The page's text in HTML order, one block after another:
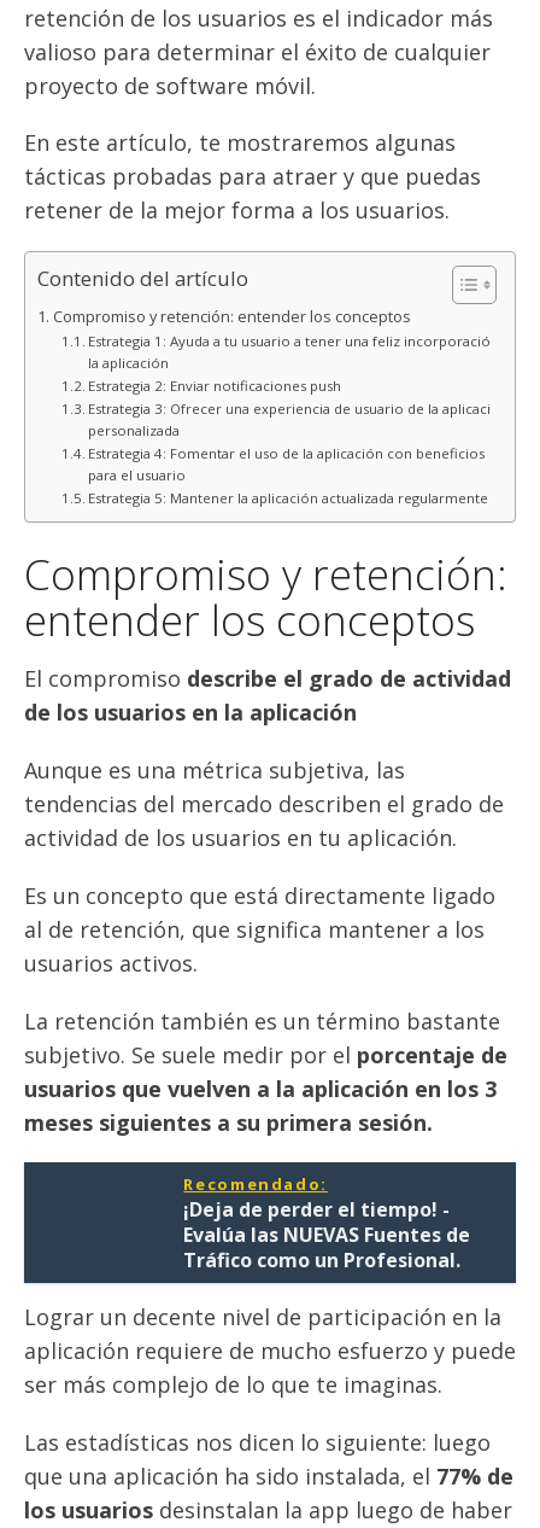
retención de los usuarios es el indicador más
valioso para determinar el éxito de cualquier
proyecto de software móvil.
En este artículo, te mostraremos algunas
tácticas probadas para atraer y que puedas
retener de la mejor forma a los usuarios.
Contenido del artículo
Compromiso y retención: entender los conceptos
Estrategia 1: Ayuda a tu usuario a tener una feliz incorporación a
la aplicación
Estrategia 2: Enviar notificaciones push
Estrategia 3: Ofrecer una experiencia de usuario de la aplicación
personalizada
Estrategia 4: Fomentar el uso de la aplicación con beneficios
para el usuario
Estrategia 5: Mantener la aplicación actualizada regularmente
Compromiso y retención:
entender los conceptos
El compromiso describe el grado de actividad
de los usuarios en la aplicación
Aunque es una métrica subjetiva, las
tendencias del mercado describen el grado de
actividad de los usuarios en tu aplicación.
Es un concepto que está directamente ligado
al de retención, que significa mantener a los
usuarios activos.
La retención también es un término bastante
subjetivo. Se suele medir por el porcentaje de
usuarios que vuelven a la aplicación en los 3
meses siguientes a su primera sesión.
Recomendado:
¡Deja de perder el tiempo! -
Evalúa las NUEVAS Fuentes de
Tráfico como un Profesional.
Lograr un decente nivel de participación en la
aplicación requiere de mucho esfuerzo y puede
ser más complejo de lo que te imaginas.
Las estadísticas nos dicen lo siguiente: luego
que una aplicación ha sido instalada, el 77% de
los usuarios desinstalan la app luego de haber